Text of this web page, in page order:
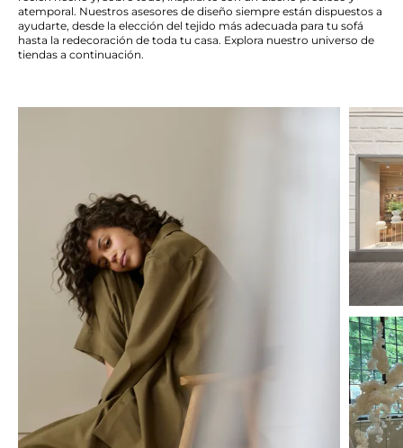
atemporal. Nuestros asesores de diseño siempre están dispuestos a
ayudarte, desde la elección del tejido más adecuada para tu sofá
hasta la redecoración de toda tu casa. Explora nuestro universo de
tiendas a continuación.